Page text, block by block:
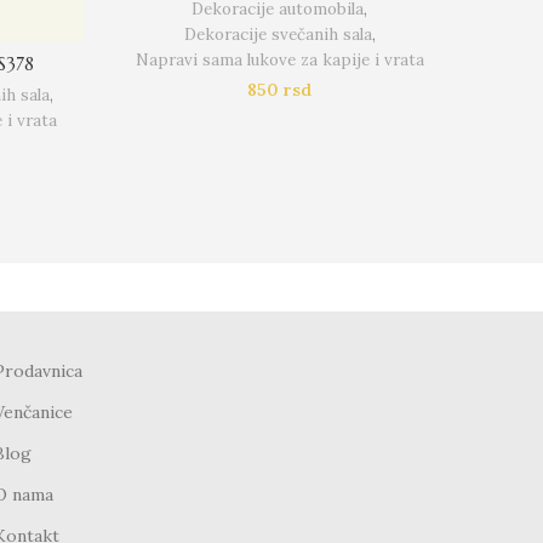
sala,
i vrata
Dekoracije automobila,
Dekoracije svečanih sala,
Napravi sama lukove za kapije i vrata
850 rsd
nama